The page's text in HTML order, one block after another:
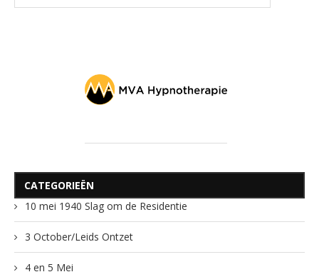
CATEGORIEËN
10 mei 1940 Slag om de Residentie
3 October/Leids Ontzet
4 en 5 Mei